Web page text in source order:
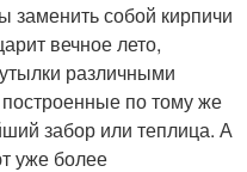
заменить собой кирпичи
вечное лето,
различными
по тому же
забор или теплица. А
уже более